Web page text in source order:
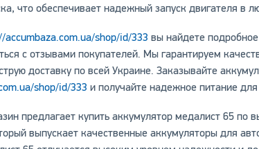
что обеспечивает надежный запуск двигателя в
shop/id/333 вы найдете
с отзывами покупателей. Мы гарантируем
доставку по всей Украине. Заказывайте
shop/id/333 и получайте надежное питание
предлагает купить аккумулятор медалист 65 по
выпускает качественные аккумуляторы для